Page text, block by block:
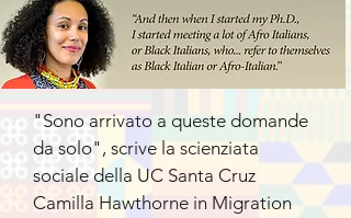
"Sono arrivato a queste domande
da solo", scrive la scienziata
sociale della UC Santa Cruz
Camilla Hawthorne in Migration